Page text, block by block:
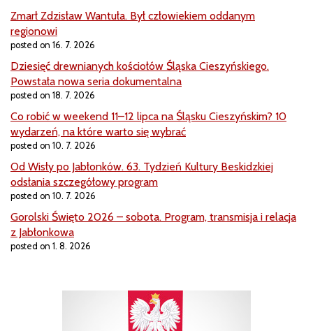
Zmarł Zdzisław Wantuła. Był człowiekiem oddanym
regionowi
posted on 16. 7. 2026
Dziesięć drewnianych kościołów Śląska Cieszyńskiego.
Powstała nowa seria dokumentalna
posted on 18. 7. 2026
Co robić w weekend 11–12 lipca na Śląsku Cieszyńskim? 10
wydarzeń, na które warto się wybrać
posted on 10. 7. 2026
Od Wisły po Jabłonków. 63. Tydzień Kultury Beskidzkiej
odsłania szczegółowy program
posted on 10. 7. 2026
Gorolski Święto 2026 – sobota. Program, transmisja i relacja
z Jabłonkowa
posted on 1. 8. 2026